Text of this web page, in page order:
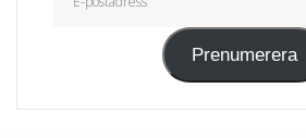
Prenumerera